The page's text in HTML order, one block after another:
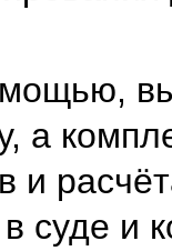
а
и
суде и